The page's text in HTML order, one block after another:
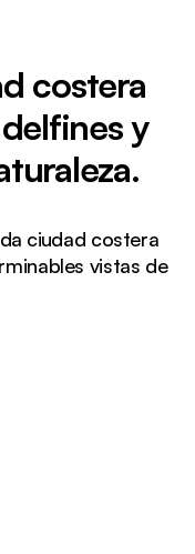
costera
y
ciudad costera
vistas de